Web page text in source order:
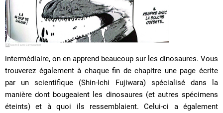
intermédiaire, on en apprend beaucoup sur les dinosaures. Vous
trouverez également à chaque fin de chapitre une page écrite
par un scientifique (Shin-Ichi Fujiwara) spécialisé dans la
manière dont bougeaient les dinosaures (et autres spécimens
éteints) et à quoi ils ressemblaient. Celui-ci a également